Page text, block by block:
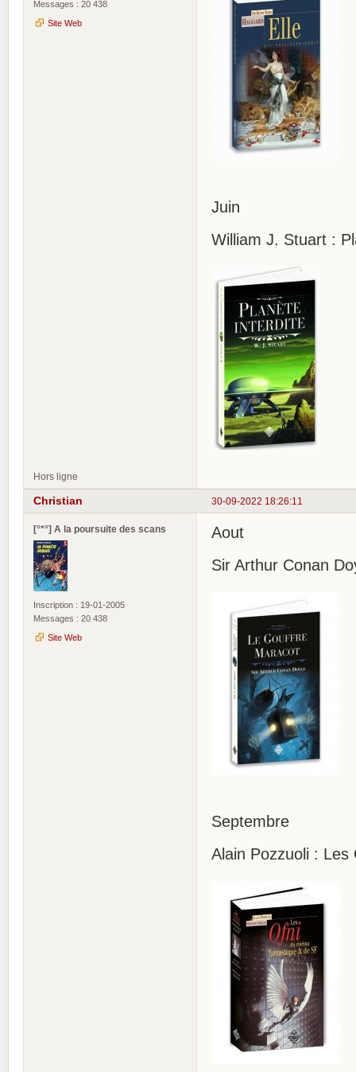
Messages : 20 438
Site Web
Juin
William J. Stuart :
Hors ligne
30-09-2022 18:26:11
Christian
[°*°] A la poursuite des scans
Inscription : 19-01-2005
Messages : 20 438
Site Web
Aout
Sir Arthur Conan
Septembre
Alain Pozzuoli :